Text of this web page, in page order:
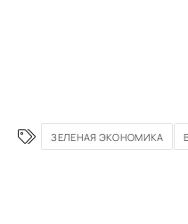
ЗЕЛЕНАЯ ЭКОНОМИКА